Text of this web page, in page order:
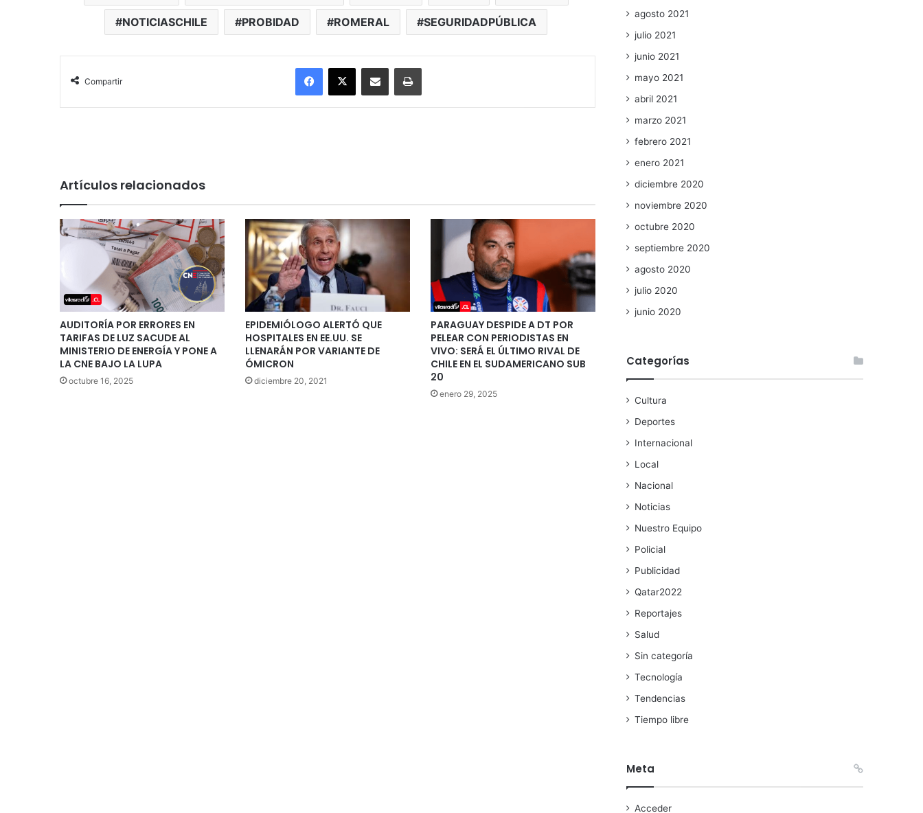
NOTICIASCHILE PROBIDAD ROMERAL SEGURIDADPÚBLICA
Compartir
Facebook
X Enviar vía email Imprimir
Artículos relacionados
AUDITORÍA POR ERRORES EN
TARIFAS DE LUZ SACUDE AL
MINISTERIO DE ENERGÍA Y PONE A
LA CNE BAJO LA LUPA
octubre 16, 2025
EPIDEMIÓLOGO ALERTÓ QUE
HOSPITALES EN EE.UU. SE
LLENARÁN POR VARIANTE DE
ÓMICRON
diciembre 20, 2021
PARAGUAY DESPIDE A DT POR
PELEAR CON PERIODISTAS EN
VIVO: SERÁ EL ÚLTIMO RIVAL DE
CHILE EN EL SUDAMERICANO SUB
20
enero 29, 2025
agosto 2021
julio 2021
junio 2021
mayo 2021
abril 2021
marzo 2021
febrero 2021
enero 2021
diciembre 2020
noviembre 2020
octubre 2020
septiembre 2020
agosto 2020
julio 2020
junio 2020
Categorías
Cultura
Deportes
Internacional
Local
Nacional
Noticias
Nuestro Equipo
Policial
Publicidad
Qatar2022
Reportajes
Salud
Sin categoría
Tecnología
Tendencias
Tiempo libre
Meta
Acceder